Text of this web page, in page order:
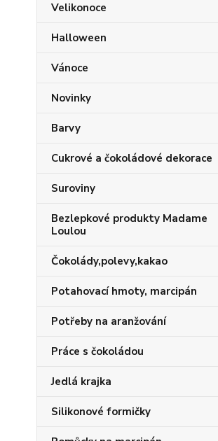
Velikonoce
Halloween
Vánoce
Novinky
Barvy
Cukrové a čokoládové dekorace
Suroviny
Bezlepkové produkty Madame
Loulou
Čokolády,polevy,kakao
Potahovací hmoty, marcipán
Potřeby na aranžování
Práce s čokoládou
Jedlá krajka
Silikonové formičky